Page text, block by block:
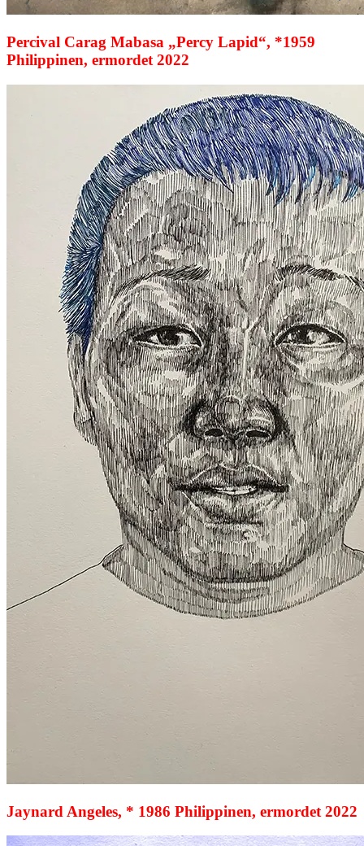
Percival Carag Mabasa „Percy Lapid“, *1959
Philippinen, ermordet 2022
Jaynard Angeles, * 1986 Philippinen, ermordet 2022